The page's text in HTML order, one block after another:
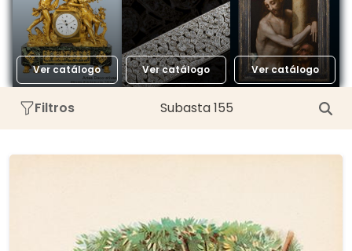
Ver catálogo Ver catálogo Ver catálogo
Filtros Subasta 155